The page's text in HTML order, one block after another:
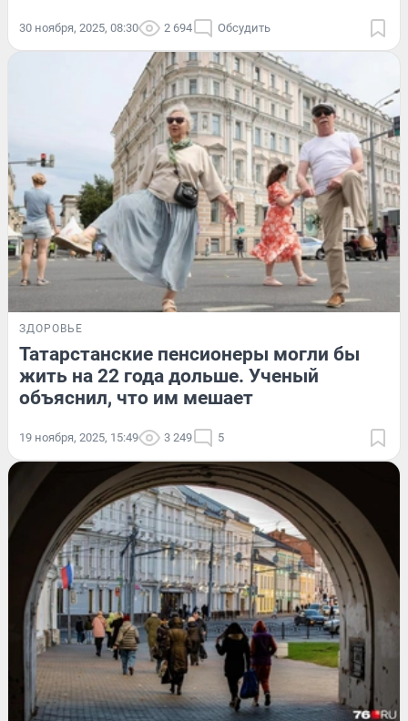
30 ноября, 2025, 08:30 2 694 Обсудить
ЗДОРОВЬЕ
Татарстанские пенсионеры могли бы
жить на 22 года дольше. Ученый
объяснил, что им мешает
19 ноября, 2025, 15:49 3 249 5